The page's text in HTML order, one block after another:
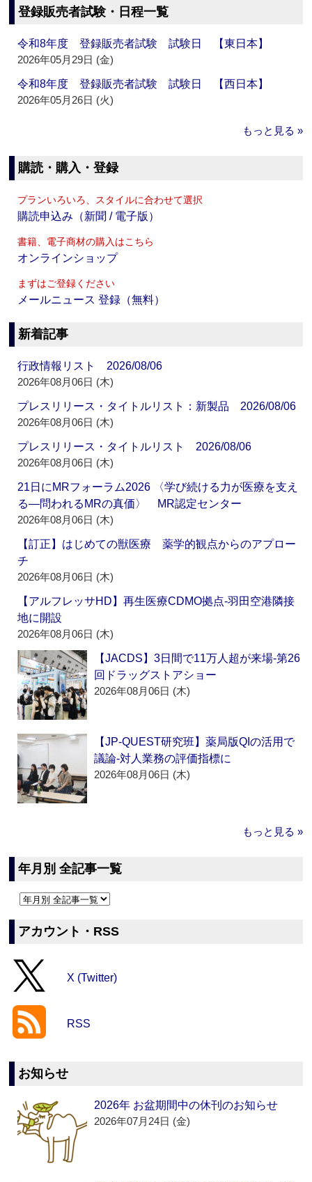
登録販売者試験・日程一覧
令和8年度 登録販売者試験 試験日 【東日本】
2026年05月29日 (金)
令和8年度 登録販売者試験 試験日 【西日本】
2026年05月26日 (火)
もっと見る »
購読・購入・登録
プランいろいろ、スタイルに合わせて選択
購読申込み（新聞 / 電子版）
書籍、電子商材の購入はこちら
オンラインショップ
まずはご登録ください
メールニュース 登録（無料）
新着記事
行政情報リスト 2026/08/06
2026年08月06日 (木)
プレスリリース・タイトルリスト：新製品 2026/08/06
2026年08月06日 (木)
プレスリリース・タイトルリスト 2026/08/06
2026年08月06日 (木)
21日にMRフォーラム2026 〈学び続ける力が医療を支え
る―問われるMRの真価〉 MR認定センター
2026年08月06日 (木)
【訂正】はじめての獣医療 薬学的観点からのアプロー
チ
2026年08月06日 (木)
【アルフレッサHD】再生医療CDMO拠点‐羽田空港隣接
地に開設
2026年08月06日 (木)
【JACDS】3日間で11万人超が来場‐第26
回ドラッグストアショー
2026年08月06日 (木)
【JP-QUEST研究班】薬局版QIの活用で
議論‐対人業務の評価指標に
2026年08月06日 (木)
もっと見る »
年月別 全記事一覧
アカウント・RSS
X (Twitter)
RSS
お知らせ
2026年 お盆期間中の休刊のお知らせ
2026年07月24日 (金)